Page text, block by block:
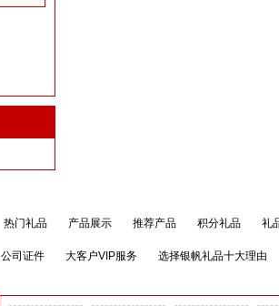
热门礼品 产品展示 推荐产品 积分礼品 礼
公司证件 大客户VIP服务 选择银帆礼品十大理由